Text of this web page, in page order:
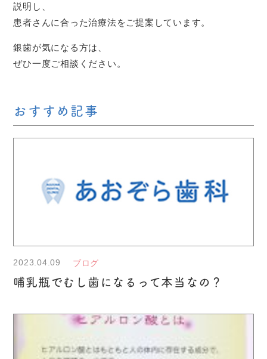
説明し、
患者さんに合った治療法をご提案しています。
銀歯が気になる方は、
ぜひ一度ご相談ください。
おすすめ記事
2023.04.09 ブログ
哺乳瓶でむし歯になるって本当なの？